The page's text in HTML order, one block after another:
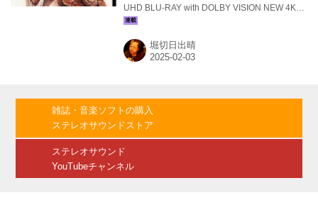
UHD BLU-RAY with DOLBY VISION NEW 4K
DIGITAL RESTORATION UKアロー･ビデオら届
の用心棒』（1964）『夕陽のガンマン 』
（1965）『続･夕陽のガンマン／地獄の決斗』
斗』の順でリリースされる。先陣を切って登場
する『荒野の...
堀切日出晴
雑誌・音楽ソフトの購入
ステレオサウンドストア
ステレオサウンド
YouTubeチャンネル